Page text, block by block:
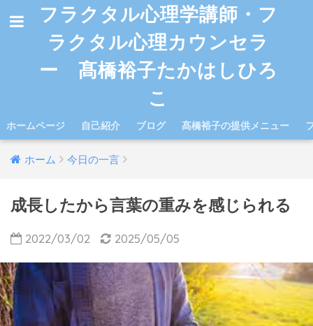
フラクタル心理学講師・フ
ラクタル心理カウンセラ
ー 髙橋裕子たかはしひろ
こ
ホームページ 自己紹介 ブログ 髙橋裕子の提供メニュー
ホーム 今日の一言
成長したから言葉の重みを感じられる
2022/03/02 2025/05/05